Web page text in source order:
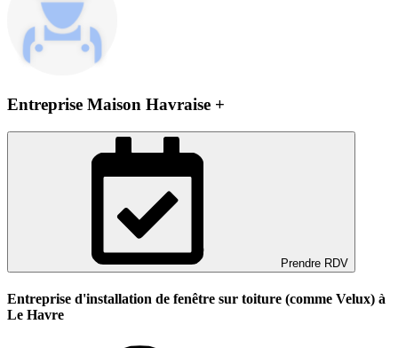
Entreprise Maison Havraise +
Prendre RDV
Entreprise d'installation de fenêtre sur toiture (comme Velux) à
Le Havre